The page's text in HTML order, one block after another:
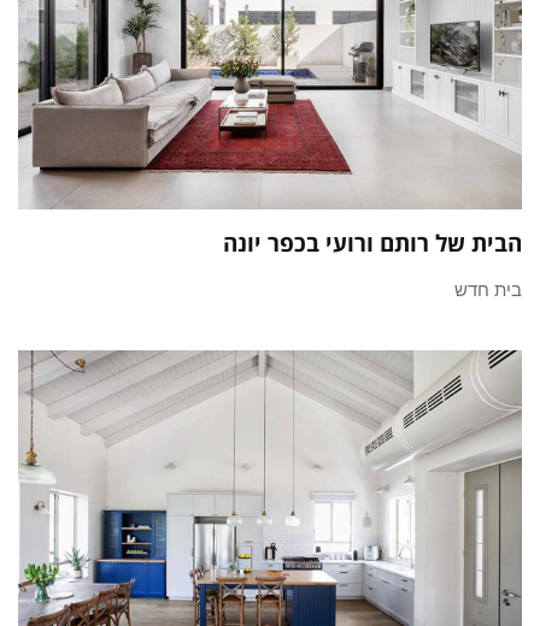
הבית של רותם ורועי בכפר יונה
בית חדש